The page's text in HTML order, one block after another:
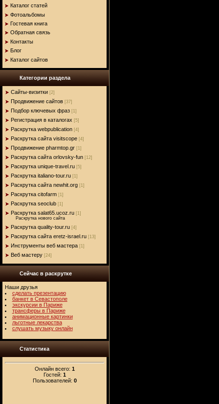
Каталог статей
Фотоальбомы
Гостевая книга
Обратная связь
Контакты
Блог
Каталог сайтов
Категории раздела
Сайты-визитки [2]
Продвижение сайтов [37]
Подбор ключевых фраз [1]
Регистрация в каталогах [5]
Раскрутка webpublication [4]
Раскрутка сайта visitscope [4]
Продвижение pharmtop.gr [1]
Раскрутка сайта orlovsky-fun [12]
Раскрутка unique-travel.ru [5]
Раскрутка italiano-tour.ru [1]
Раскрутка сайта newhit.org [1]
Раскрутка citofarm [1]
Раскрутка seoclub [1]
Раскрутка salat65.ucoz.ru [1]
Раскрутка нового сайта
Раскрутка quality-tour.ru [4]
Раскрутка сайта eretz-israel.ru [13]
Инструменты веб мастера [1]
Веб мастеру [24]
Сейчас в раскрутке
Наши друзья
сделать презентацию
банкет в Севастополе
экскурсии в Париже
трансферы в Париже
анимационные картинки
льготные лекарства
слушать музыку онлайн
Статистика
Онлайн всего: 1
Гостей: 1
Пользователей: 0